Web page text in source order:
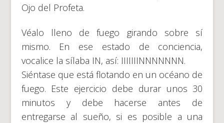
Ojo del Profeta.
Véalo lleno de fuego girando sobre sí
mismo. En ese estado de conciencia,
vocalice la sílaba IN, así: IIIIIIINNNNNNN.
Siéntase que está flotando en un océano de
fuego. Este ejercicio debe durar unos 30
minutos y debe hacerse antes de
entregarse al sueño, si es posible a una